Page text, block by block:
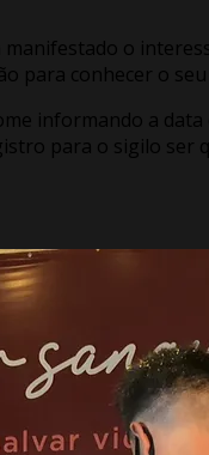
o
para conhecer o
informando a
para o sigilo ser